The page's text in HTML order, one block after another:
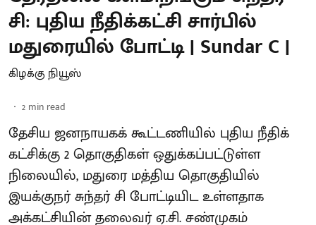
சி: புதிய நீதிக்கட்சி சார்பில்
மதுரையில் போட்டி | Sundar C |
கிழக்கு நியூஸ்
2 min read
தேசிய ஜனநாயகக் கூட்டணியில் புதிய நீதிக்
கட்சிக்கு 2 தொகுதிகள் ஒதுக்கப்பட்டுள்ள
நிலையில், மதுரை மத்திய தொகுதியில்
இயக்குநர் சுந்தர் சி போட்டியிட உள்ளதாக
அக்கட்சியின் தலைவர் ஏ.சி. சண்முகம்